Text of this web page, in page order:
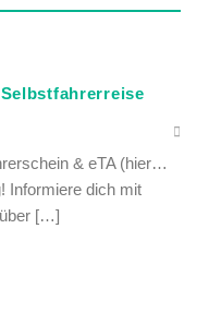
& eTA (hier…
Informiere dich mit
[…]